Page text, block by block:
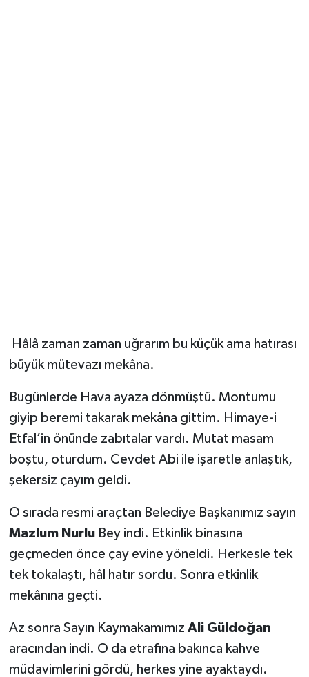
Hâlâ zaman zaman uğrarım bu küçük ama hatırası
büyük mütevazı mekâna.
Bugünlerde Hava ayaza dönmüştü. Montumu
giyip beremi takarak mekâna gittim. Himaye-i
Etfal’in önünde zabıtalar vardı. Mutat masam
boştu, oturdum. Cevdet Abi ile işaretle anlaştık,
şekersiz çayım geldi.
O sırada resmi araçtan Belediye Başkanımız sayın
Mazlum NurluBey indi. Etkinlik binasına
geçmeden önce çay evine yöneldi. Herkesle tek
tek tokalaştı, hâl hatır sordu. Sonra etkinlik
mekânına geçti.
Az sonra Sayın Kaymakamımız Ali Güldoğan
aracından indi. O da etrafına bakınca kahve
müdavimlerini gördü, herkes yine ayaktaydı.